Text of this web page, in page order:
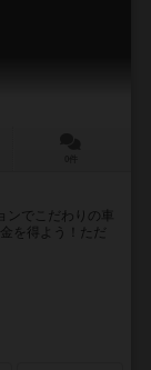
でこだわりの車
を得よう！ただ